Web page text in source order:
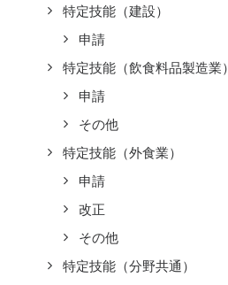
特定技能（建設）
申請
特定技能（飲食料品製造業）
申請
その他
特定技能（外食業）
申請
改正
その他
特定技能（分野共通）